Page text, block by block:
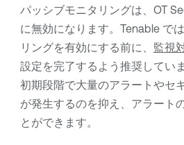
パッシブモニタリングは、 OT
に無効になります。 Tenableで
リングを有効にする前に、 監視
設定を完了するよう推奨してい
初期段階で大量のアラートやセ
が発生するのを抑え、アラート
とができます。